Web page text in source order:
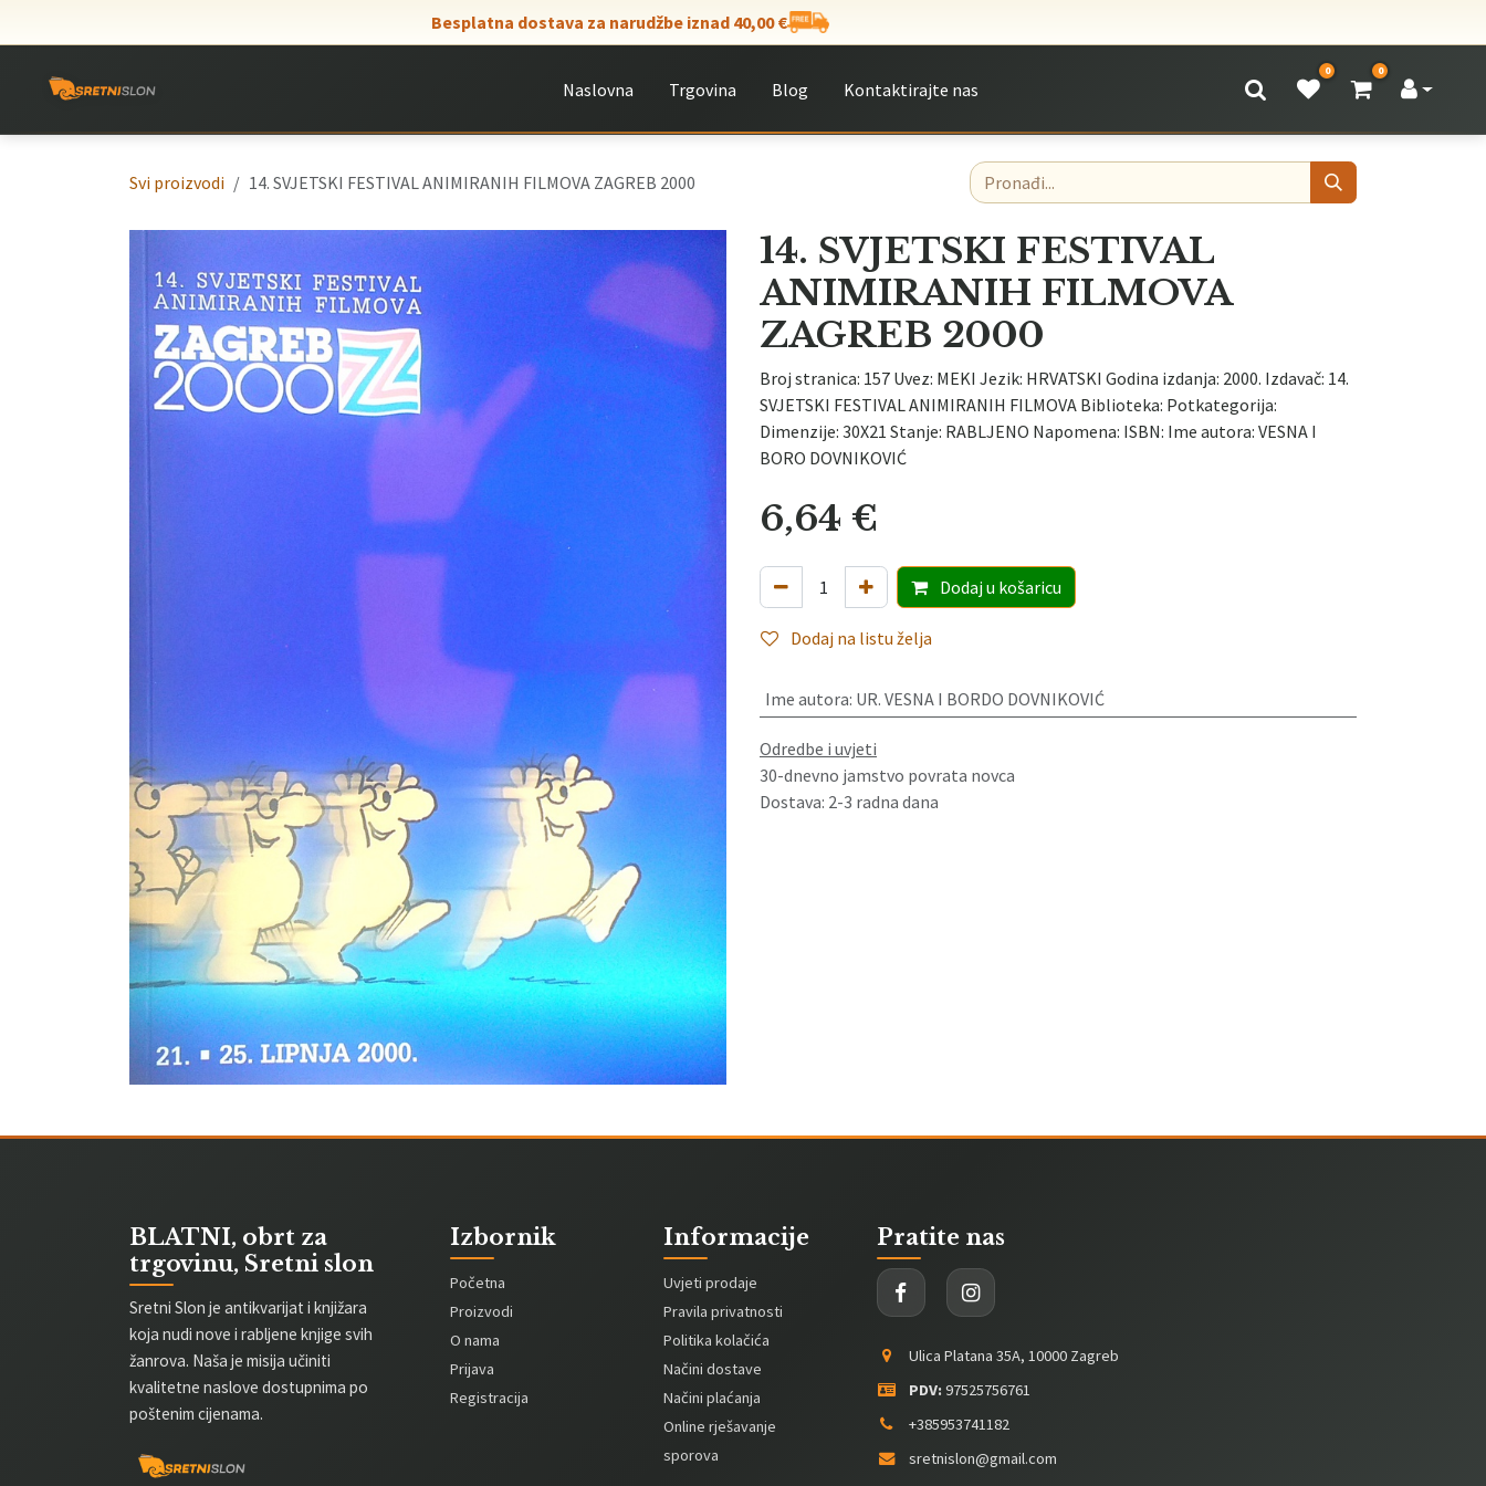
Besplatna dostava za narudžbe iznad 40,00 €
Naslovna Trgovina Blog Kontaktirajte nas
0 0
Svi proizvodi 14. SVJETSKI FESTIVAL ANIMIRANIH FILMOVA ZAGREB 2000
14. SVJETSKI FESTIVAL
ANIMIRANIH FILMOVA
ZAGREB 2000
Broj stranica: 157 Uvez: MEKI Jezik: HRVATSKI Godina izdanja: 2000. Izdavač: 14.
SVJETSKI FESTIVAL ANIMIRANIH FILMOVA Biblioteka: Potkategorija:
Dimenzije: 30X21 Stanje: RABLJENO Napomena: ISBN: Ime autora: VESNA I
BORO DOVNIKOVIĆ
6,64 €
Dodaju košaricu
Dodaj na listu želja
Ime autora: UR. VESNA I BORDO DOVNIKOVIĆ
Odredbe i uvjeti
30-dnevno jamstvo povrata novca
Dostava: 2-3 radna dana
BLATNI, obrt za
trgovinu, Sretni slon
Sretni Slon je antikvarijat i knjižara
koja nudi nove i rabljene knjige svih
žanrova. Naša je misija učiniti
kvalitetne naslove dostupnima po
poštenim cijenama.
Izbornik
Početna
Proizvodi
O nama
Prijava
Registracija
Informacije
Uvjeti prodaje
Pravila privatnosti
Politika kolačića
Načini dostave
Načini plaćanja
Online rješavanje
sporova
Pratite nas
Ulica Platana 35A, 10000 Zagreb
PDV: 97525756761
+385953741182
sretnislon@gmail.com